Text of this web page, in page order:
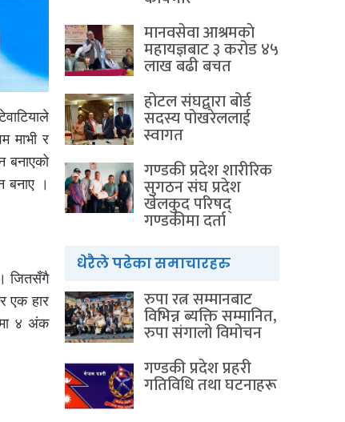
माभी र
बनाएको
बनाए ।
जितसँगै
एक हार
४ अंक
मानवसेवा आश्रमकाे‌
महायज्ञबाट ३ करोड ४५
लाख बढी बचत
होटल संघद्वारा बोर्ड
सदस्य पोखरेललाई
स्वागत
गण्डकी प्रदेश शारीरिक
सुगठन संघ प्रदेश
खेलकुद परिषद्
गण्डकीमा दर्ता
धेरैले पढेका समाचारहरु
रुपा रत्न सम्मानबाट
विभिन्न ब्यक्ति सम्मानित,
रुपा संगालो विमोचन
गण्डकी प्रदेश प्रहरी
गतिविधि तथा घटनाहरू